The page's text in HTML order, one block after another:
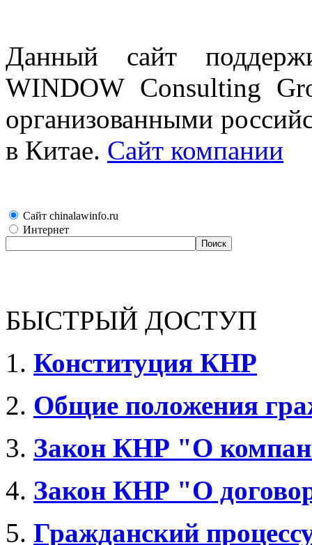
Данный сайт
WINDOW Consulting
организованными
в Китае. Сайт компании
Сайт chinalawinfo.ru
Интернет
БЫСТРЫЙ ДОСТУП
1. Конституция КНР
2. Общие положения
3. Закон КНР "О
4. Закон КНР "О
5. Гражданский